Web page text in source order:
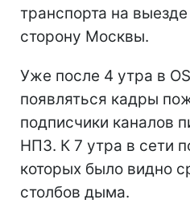
транспорта на
сторону Москвы.
Уже после 4 утра в
появляться кадры
подписчики каналов
НПЗ. К 7 утра в сети
которых было видно
столбов дыма.